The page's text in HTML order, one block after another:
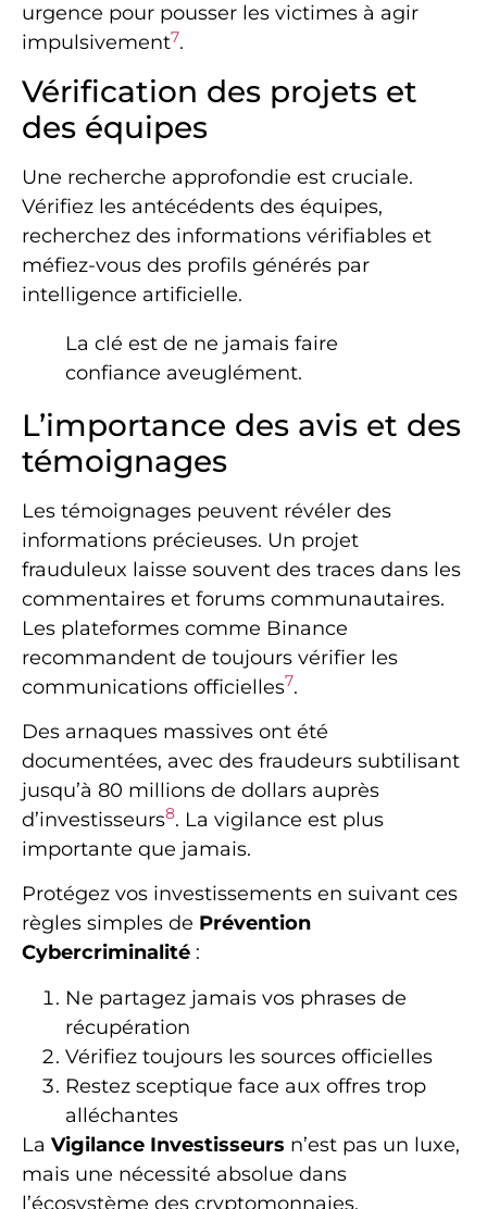
urgence pour pousser les victimes à agir
impulsivement7.
Vérification des projets et
des équipes
Une recherche approfondie est cruciale.
Vérifiez les antécédents des équipes,
recherchez des informations vérifiables et
méfiez-vous des profils générés par
intelligence artificielle.
La clé est de ne jamais faire
confiance aveuglément.
L’importance des avis et des
témoignages
Les témoignages peuvent révéler des
informations précieuses. Un projet
frauduleux laisse souvent des traces dans les
commentaires et forums communautaires.
Les plateformes comme Binance
recommandent de toujours vérifier les
communications officielles7.
Des arnaques massives ont été
documentées, avec des fraudeurs subtilisant
jusqu’à 80 millions de dollars auprès
d’investisseurs8. La vigilance est plus
importante que jamais.
Protégez vos investissements en suivant ces
règles simples de Prévention
Cybercriminalité :
Ne partagez jamais vos phrases de
récupération
Vérifiez toujours les sources officielles
Restez sceptique face aux offres trop
alléchantes
La Vigilance Investisseurs n’est pas un luxe,
mais une nécessité absolue dans
l’écosystème des cryptomonnaies.